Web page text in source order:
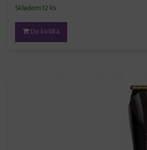
Skladom 12 ks
Do košíka